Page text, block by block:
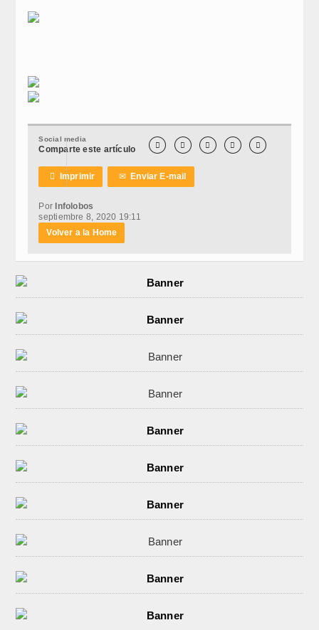
Social media
Comparte este artículo     
 Imprimir ✉Enviar E-mail
PorInfolobos
septiembre 8, 2020 19:11
Volver a la Home